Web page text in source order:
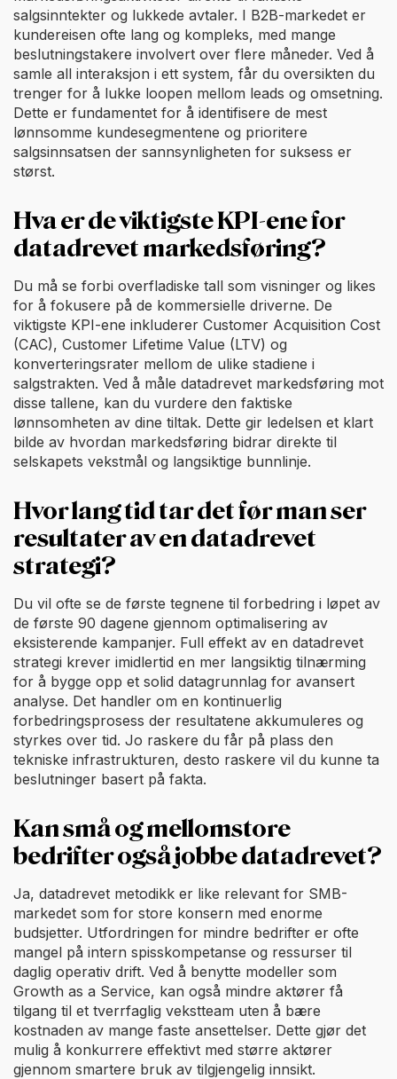
salgsinntekter og lukkede avtaler. I B2B-markedet er
kundereisen ofte lang og kompleks, med mange
beslutningstakere involvert over flere måneder. Ved å
samle all interaksjon i ett system, får du oversikten du
trenger for å lukke loopen mellom leads og omsetning.
Dette er fundamentet for å identifisere de mest
lønnsomme kundesegmentene og prioritere
salgsinnsatsen der sannsynligheten for suksess er
størst.
Hva er de viktigste KPI-ene for
datadrevet markedsføring?
Du må se forbi overfladiske tall som visninger og likes
for å fokusere på de kommersielle driverne. De
viktigste KPI-ene inkluderer Customer Acquisition Cost
(CAC), Customer Lifetime Value (LTV) og
konverteringsrater mellom de ulike stadiene i
salgstrakten. Ved å måle datadrevet markedsføring mot
disse tallene, kan du vurdere den faktiske
lønnsomheten av dine tiltak. Dette gir ledelsen et klart
bilde av hvordan markedsføring bidrar direkte til
selskapets vekstmål og langsiktige bunnlinje.
Hvor lang tid tar det før man ser
resultater av en datadrevet
strategi?
Du vil ofte se de første tegnene til forbedring i løpet av
de første 90 dagene gjennom optimalisering av
eksisterende kampanjer. Full effekt av en datadrevet
strategi krever imidlertid en mer langsiktig tilnærming
for å bygge opp et solid datagrunnlag for avansert
analyse. Det handler om en kontinuerlig
forbedringsprosess der resultatene akkumuleres og
styrkes over tid. Jo raskere du får på plass den
tekniske infrastrukturen, desto raskere vil du kunne ta
beslutninger basert på fakta.
Kan små og mellomstore
bedrifter også jobbe datadrevet?
Ja, datadrevet metodikk er like relevant for SMB-
markedet som for store konsern med enorme
budsjetter. Utfordringen for mindre bedrifter er ofte
mangel på intern spisskompetanse og ressurser til
daglig operativ drift. Ved å benytte modeller som
Growth as a Service, kan også mindre aktører få
tilgang til et tverrfaglig vekstteam uten å bære
kostnaden av mange faste ansettelser. Dette gjør det
mulig å konkurrere effektivt med større aktører
gjennom smartere bruk av tilgjengelig innsikt.